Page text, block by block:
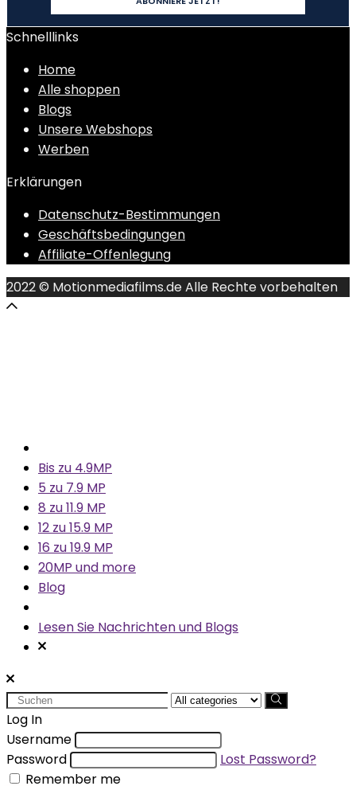
Schnelllinks
Home
Alle shoppen
Blogs
Unsere Webshops
Werben
Erklärungen
Datenschutz-Bestimmungen
Geschäftsbedingungen
Affiliate-Offenlegung
2022 © Motionmediafilms.de Alle Rechte vorbehalten
Bis zu 4.9MP
5 zu 7.9 MP
8 zu 11.9 MP
12 zu 15.9 MP
16 zu 19.9 MP
20MP und more
Blog
Lesen Sie Nachrichten und Blogs
Search
for:
Log In
Username
Password
Lost Password?
Remember me